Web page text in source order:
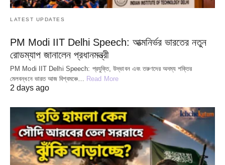
LATEST UPDATES
PM Modi IIT Delhi Speech: আত্মনির্ভর ভারতের নতুন
রোডম্যাপ জানালেন প্রধানমন্ত্রী
PM Modi IIT Delhi Speech: প্রযুক্তি, উদ্ভাবন এবং তরুণদের অদম্য শক্তির
মেলবন্ধনে ভারত আজ বিশ্বমঞ্চে… Read More
2 days ago